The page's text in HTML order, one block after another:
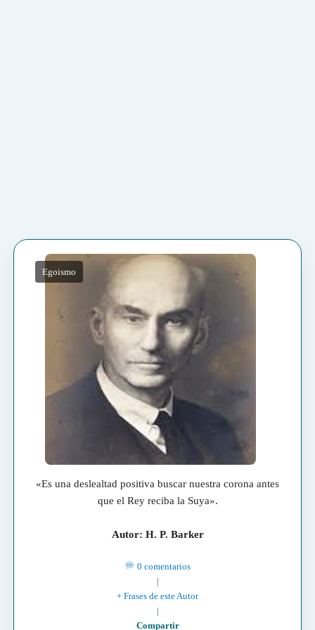
Egoismo
«Es una deslealtad positiva buscar nuestra corona antes
que el Rey reciba la Suya».
Autor: H. P. Barker
0 comentarios
|
+ Frases de este Autor
|
Compartir